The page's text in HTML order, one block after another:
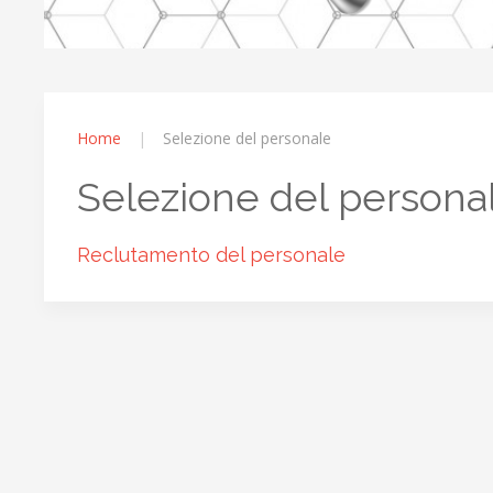
Home Selezione del personale
Selezione del
Reclutamento del personale